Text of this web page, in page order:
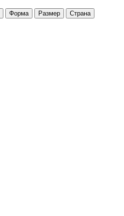
Форма Размер Страна